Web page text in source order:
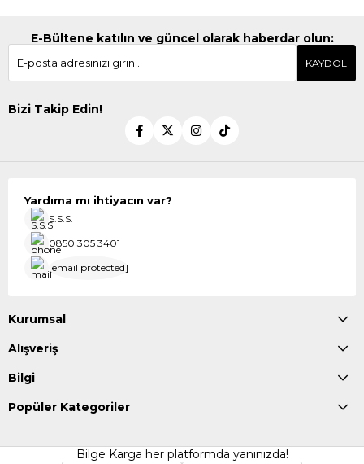
E-Bültene katılın ve güncel olarak haberdar olun:
KAYDOL
Bizi Takip Edin!
Yardıma mı ihtiyacın var?
S.S.S.
0850 305 3401
[email protected]
Kurumsal
Alışveriş
Bilgi
Popüler Kategoriler
Bilge Karga her platformda yanınızda!